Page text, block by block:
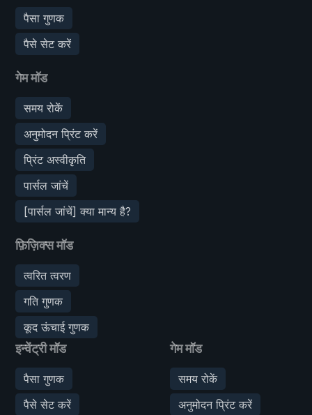
पैसा गुणक
पैसे सेट करें
गेम मॉड
समय रोकें
अनुमोदन प्रिंट करें
प्रिंट अस्वीकृति
पार्सल जांचें
[पार्सल जांचें] क्या मान्य है?
फ़िज़िक्स मॉड
त्वरित त्वरण
गति गुणक
कूद ऊंचाई गुणक
इन्वेंट्री मॉड
पैसा गुणक
पैसे सेट करें
गेम मॉड
समय रोकें
अनुमोदन प्रिंट करें